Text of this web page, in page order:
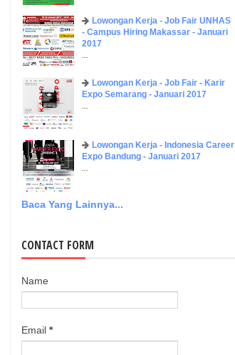
Lowongan Kerja - Job Fair UNHAS
- Campus Hiring Makassar - Januari
2017
...
Lowongan Kerja - Job Fair - Karir
Expo Semarang - Januari 2017
...
Lowongan Kerja - Indonesia Career
Expo Bandung - Januari 2017
...
Baca Yang Lainnya...
CONTACT FORM
Name
Email *